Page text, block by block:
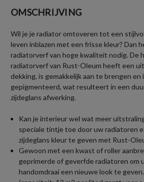
OMSCHRIJVING
Wil je je radiator omtoveren tot een
leven inblazen met een frisse kleur? Dan
radiatorverf van hoge kwaliteit nodig. De
radiatorverf van Rust-Oleum heeft een
dekking, is gemakkelijk aan te brengen en
gepigmenteerd, wat resulteert in een
zijdeglans afwerking.
Kan je interieur wel wat meer
speciale tintje toe door uw radiatoren
zijdeglans kleur te geven met Rust-
Gewoon met een kwast of roller
geprimerde of geverfde radiatoren om
handomdraai een nieuwe look te